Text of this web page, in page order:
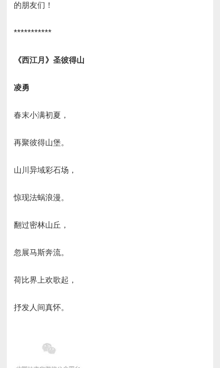
的朋友们！
***********
《西江月》 圣彼得山
凌勇
春末小满初夏，
再聚彼得山堡。
山川异域彩石场，
惊现法蜗浪漫。
翻过密林山丘，
忽展马斯奔流。
荷比界上欢歌起，
抒发人间真怀。